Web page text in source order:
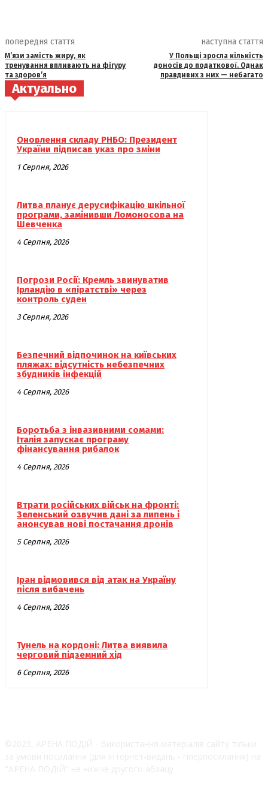
попередня стаття
М’язи замість жиру, як
тренування впливають на фігуру
та здоров’я
наступна стаття
У Польщі зросла кількість
доносів до податкової. Однак
правдивих з них — небагато
Актуально
Оновлення складу РНБО: Президент
України підписав указ про зміни
1 Серпня, 2026
Литва планує дерусифікацію шкільної
програми, замінивши Ломоносова на
Шевченка
4 Серпня, 2026
Погрози Росії: Кремль звинуватив
Ірландію в «піратстві» через
контроль суден
3 Серпня, 2026
Безпечний відпочинок на київських
пляжах: відсутність небезпечних
збудників інфекцій
4 Серпня, 2026
Боротьба з інвазивними сомами:
Італія запускає програму
фінансування рибалок
4 Серпня, 2026
Втрати російських військ на фронті:
Зеленський озвучив дані за липень і
анонсував нові постачання дронів
5 Серпня, 2026
Іран відмовився від атак на Україну
після вибачень
4 Серпня, 2026
Тунель на кордоні: Литва виявила
черговий підземний хід
6 Серпня, 2026